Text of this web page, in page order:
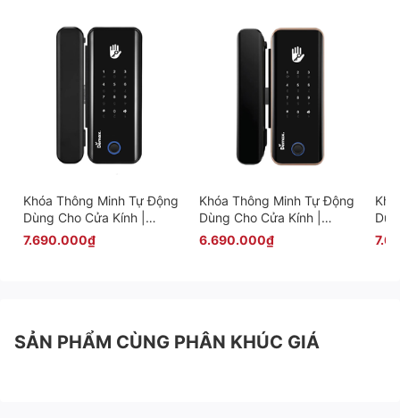
Khóa Thông Minh Tự Động
Dùng Cho Cửa Kính |
EL800G BL TTLOCK Loại
7.690.000₫
Khóa Thông Minh Tự Động
Dùng Cho Cửa Kính |
EL800G AC TTLOCK Loại
Không Remote
6.690.000₫
SẢN PHẨM CÙNG PHÂN KHÚC GIÁ